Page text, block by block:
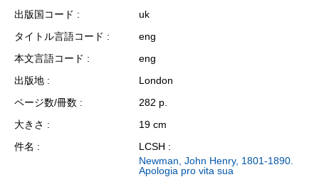
出版国コード
uk
タイトル言語コード
eng
本文言語コード
eng
出版地
London
ページ数/冊数
282 p.
大きさ
19 cm
件名
LCSH :
Newman, John Henry, 1801-1890.
Apologia pro vita sua